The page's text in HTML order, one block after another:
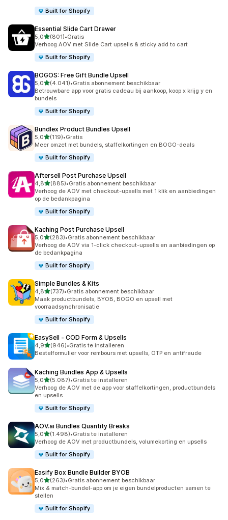
Built for Shopify
Essential Slide Cart Drawer
5,0van 5 sterren
(801)
801 recensies in totaal
•Gratis
Verhoog AOV met Slide Cart upsells & sticky add to cart
Built for Shopify
BOGOS: Free Gift Bundle Upsell
5,0van 5 sterren
(4.041)
4041 recensies in totaal
•Gratis abonnement beschikbaar
Betrouwbare app voor gratis cadeau bij aankoop, koop x krijg y en
bundels
Built for Shopify
Bundlex Product Bundles Upsell
5,0van 5 sterren
(119)
119 recensies in totaal
•Gratis
Meer omzet met bundels, staffelkortingen en BOGO-deals
Built for Shopify
Aftersell Post Purchase Upsell
4,8van 5 sterren
(885)
885 recensies in totaal
•Gratis abonnement beschikbaar
Verhoog de AOV met checkout-upsells met 1 klik en aanbiedingen
op de bedankpagina
Built for Shopify
Kaching Post Purchase Upsell
5,0van 5 sterren
(283)
283 recensies in totaal
•Gratis abonnement beschikbaar
Verhoog de AOV via 1-click checkout-upsells en aanbiedingen op
de bedankpagina
Built for Shopify
Simple Bundles & Kits
4,8van 5 sterren
(737)
737 recensies in totaal
•Gratis abonnement beschikbaar
Maak productbundels, BYOB, BOGO en upsell met
voorraadsynchronisatie
Built for Shopify
EasySell ‑ COD Form & Upsells
4,9van 5 sterren
(946)
946 recensies in totaal
•Gratis te installeren
Bestelformulier voor rembours met upsells, OTP en antifraude
Kaching Bundles App & Upsells
5,0van 5 sterren
(5.087)
5087 recensies in totaal
•Gratis te installeren
Verhoog de AOV met de app voor staffelkortingen, productbundels
en upsells
Built for Shopify
AOV.ai Bundles Quantity Breaks
5,0van 5 sterren
(1.498)
1498 recensies in totaal
•Gratis te installeren
Verhoog de AOV met productbundels, volumekorting en upsells
Built for Shopify
Easify Box Bundle Builder BYOB
5,0van 5 sterren
(263)
263 recensies in totaal
•Gratis abonnement beschikbaar
Mix & match-bundel-app om je eigen bundelproducten samen te
stellen
Built for Shopify